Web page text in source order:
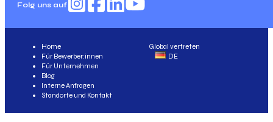
Folg uns auf
Global vertreten
DE
Home
Für Bewerber:innen
Für Unternehmen
Blog
Interne Anfragen
Standorte und Kontakt